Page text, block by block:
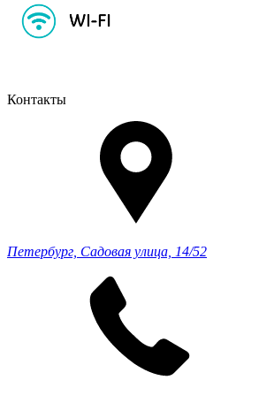
Контакты
Петербург, Садовая улица, 14/52